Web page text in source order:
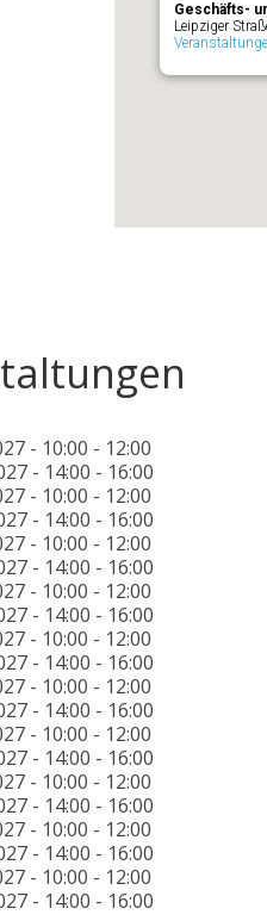
Geschäfts-
Leipziger
- 10:00 - 12:00
- 14:00 - 16:00
- 10:00 - 12:00
- 14:00 - 16:00
- 10:00 - 12:00
- 14:00 - 16:00
- 10:00 - 12:00
- 14:00 - 16:00
- 10:00 - 12:00
- 14:00 - 16:00
- 10:00 - 12:00
- 14:00 - 16:00
- 10:00 - 12:00
- 14:00 - 16:00
- 10:00 - 12:00
- 14:00 - 16:00
- 10:00 - 12:00
- 14:00 - 16:00
- 10:00 - 12:00
- 14:00 - 16:00